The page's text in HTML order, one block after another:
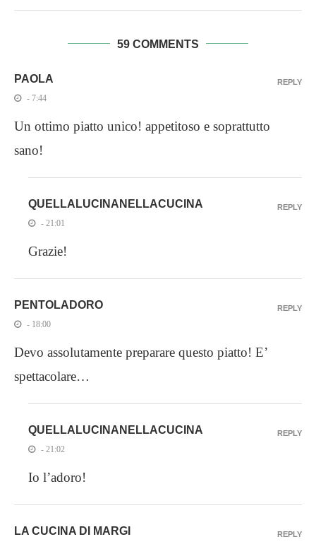
59 COMMENTS
PAOLA
- 7:44
Un ottimo piatto unico! appetitoso e soprattutto
sano!
REPLY
QUELLALUCINANELLACUCINA
- 21:01
Grazie!
REPLY
PENTOLADORO
- 18:00
Devo assolutamente preparare questo piatto! E’
spettacolare…
REPLY
QUELLALUCINANELLACUCINA
- 21:02
Io l’adoro!
REPLY
LA CUCINA DI MARGI REPLY